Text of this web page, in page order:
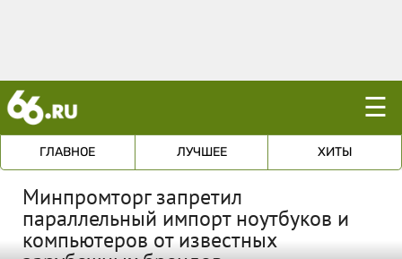
☰
ГЛАВНОЕ ЛУЧШЕЕ ХИТЫ
Минпромторг запретил
параллельный импорт ноутбуков и
компьютеров от известных